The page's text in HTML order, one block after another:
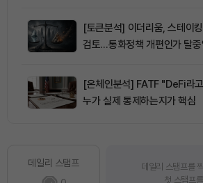
[토큰분석] 이더리움, 스테이
검토…통화정책 개편인가 탈
[온체인분석] FATF "DeFi라
누가 실제 통제하는지가 핵심
데일리 스탬프
데일리 스탬프를
첫 스탬프